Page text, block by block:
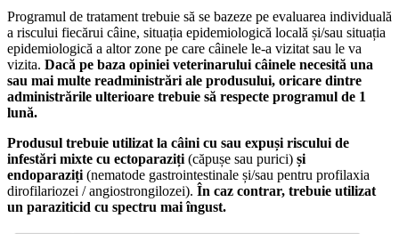
Programul de tratament trebuie să se bazeze pe evaluarea individuală
a riscului fiecărui câine, situația epidemiologică locală și/sau situația
epidemiologică a altor zone pe care câinele le-a vizitat sau le va
vizita. Dacă pe baza opiniei veterinarului câinele necesită una
sau mai multe readministrări ale produsului, oricare dintre
administrările ulterioare trebuie să respecte programul de 1
lună.
Produsul trebuie utilizat la câini cu sau expuși riscului de
infestări mixte cu ectoparaziți (căpușe sau purici) și
endoparaziți (nematode gastrointestinale și/sau pentru profilaxia
dirofilariozei / angiostrongilozei). În caz contrar, trebuie utilizat
un paraziticid cu spectru mai îngust.